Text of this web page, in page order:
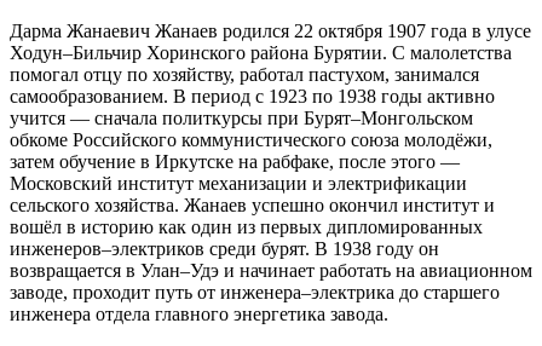
Дарма Жанаевич Жанаев родился 22 октября 1907 года в улусе
Ходун–Бильчир Хоринского района Бурятии. С малолетства
помогал отцу по хозяйству, работал пастухом, занимался
самообразованием. В период с 1923 по 1938 годы активно
учится — сначала политкурсы при Бурят–Монгольском
обкоме Российского коммунистического союза молодёжи,
затем обучение в Иркутске на рабфаке, после этого —
Московский институт механизации и электрификации
сельского хозяйства. Жанаев успешно окончил институт и
вошёл в историю как один из первых дипломированных
инженеров–электриков среди бурят. В 1938 году он
возвращается в Улан–Удэ и начинает работать на авиационном
заводе, проходит путь от инженера–электрика до старшего
инженера отдела главного энергетика завода.